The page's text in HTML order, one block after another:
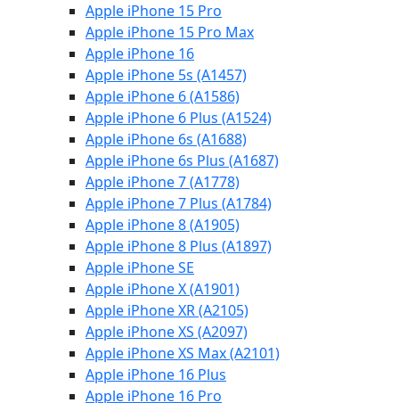
Apple iPhone 15 Pro
Apple iPhone 15 Pro Max
Apple iPhone 16
Apple iPhone 5s (A1457)
Apple iPhone 6 (A1586)
Apple iPhone 6 Plus (A1524)
Apple iPhone 6s (A1688)
Apple iPhone 6s Plus (A1687)
Apple iPhone 7 (A1778)
Apple iPhone 7 Plus (A1784)
Apple iPhone 8 (A1905)
Apple iPhone 8 Plus (A1897)
Apple iPhone SE
Apple iPhone X (A1901)
Apple iPhone XR (A2105)
Apple iPhone XS (A2097)
Apple iPhone XS Max (A2101)
Apple iPhone 16 Plus
Apple iPhone 16 Pro